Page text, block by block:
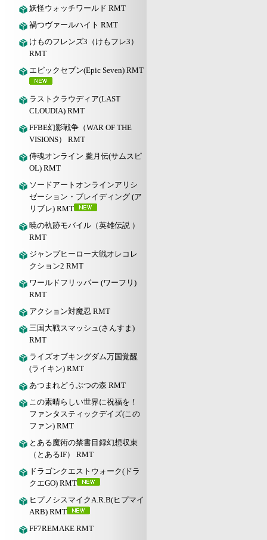
妖怪ウォッチワールド RMT
禍つヴァールハイト RMT
けものフレンズ3（けもフレ3）
RMT
エピックセブン(Epic Seven) RMT
ラストクラウディア(LAST
CLOUDIA) RMT
FFBE幻影戦争（WAR OF THE
VISIONS） RMT
侍魂オンライン 朧月伝(サムスピ
OL) RMT
ソードアートオンラインアリシ
ゼーション・ブレイディング (ア
リブレ) RMT
暁の軌跡モバイル（英雄伝説 ）
RMT
ジャンプヒーロー大戦オレコレ
クション2 RMT
ワールドフリッパー (ワーフリ)
RMT
アクション対魔忍 RMT
三国大戦スマッシュ(さんすま)
RMT
ライズオブキングダム万国覚醒
(ライキン) RMT
あつまれどうぶつの森 RMT
この素晴らしい世界に祝福を！
ファンタスティックデイズ(この
ファン) RMT
とある魔術の禁書目録幻想収束
（とあるIF） RMT
ドラゴンクエストウォーク(ドラ
クエGO) RMT
ヒプノシスマイクA.R.B(ヒプマイ
ARB) RMT
FF7REMAKE RMT